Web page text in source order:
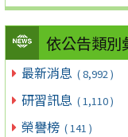
依公告類別
最新消息 ( 8,992 )
研習訊息 ( 1,110 )
榮譽榜 ( 141 )